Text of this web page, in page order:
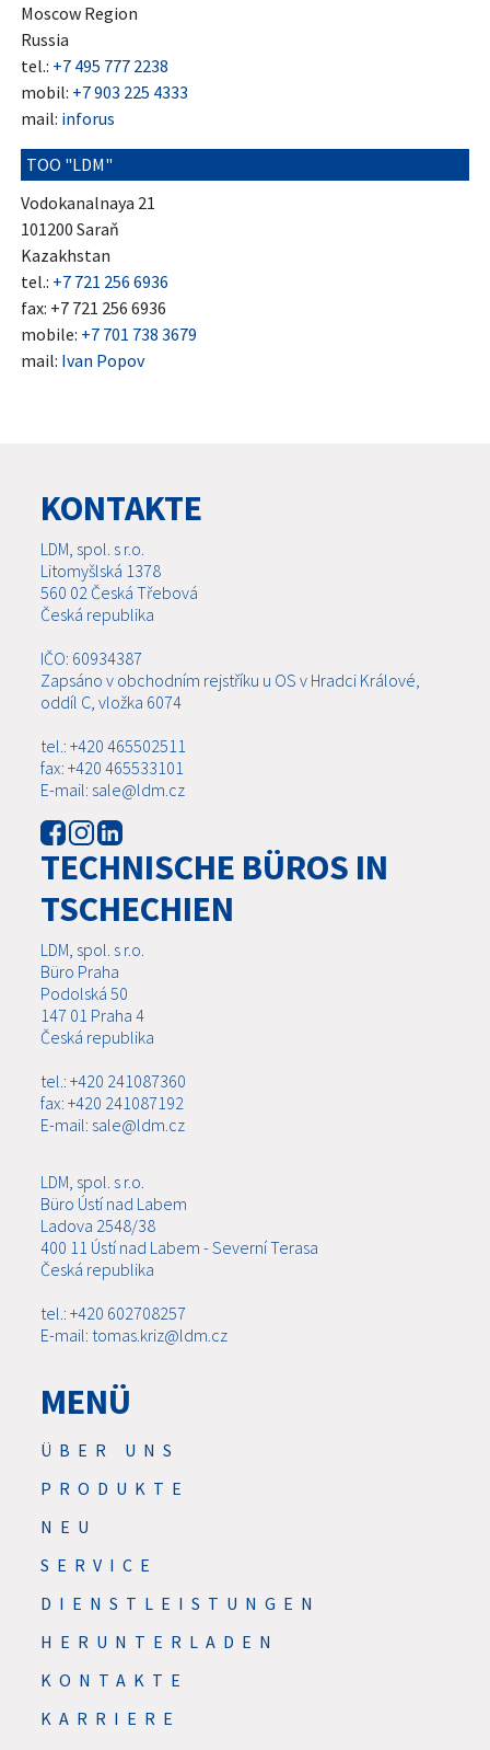
Moscow Region
Russia
tel.: +7 495 777 2238
mobil: +7 903 225 4333
mail: inforus
TOO "LDM"
Vodokanalnaya 21
101200 Saraň
Kazakhstan
tel.: +7 721 256 6936
fax: +7 721 256 6936
mobile: +7 701 738 3679
mail: Ivan Popov
KONTAKTE
LDM, spol. s r.o.
Litomyšlská 1378
560 02 Česká Třebová
Česká republika
IČO: 60934387
Zapsáno v obchodním rejstříku u OS v Hradci Králové,
oddíl C, vložka 6074
tel.: +420 465502511
fax: +420 465533101
E-mail: sale@ldm.cz
TECHNISCHE BÜROS IN
TSCHECHIEN
LDM, spol. s r.o.
Büro Praha
Podolská 50
147 01 Praha 4
Česká republika
tel.: +420 241087360
fax: +420 241087192
E-mail: sale@ldm.cz
LDM, spol. s r.o.
Büro Ústí nad Labem
Ladova 2548/38
400 11 Ústí nad Labem - Severní Terasa
Česká republika
tel.: +420 602708257
E-mail: tomas.kriz@ldm.cz
MENÜ
ÜBER UNS
PRODUKTE
NEU
SERVICE
DIENSTLEISTUNGEN
HERUNTERLADEN
KONTAKTE
KARRIERE